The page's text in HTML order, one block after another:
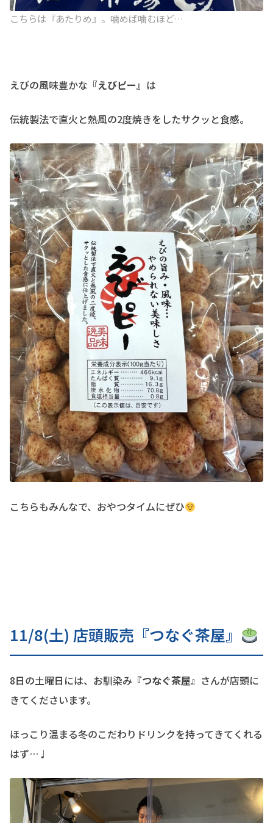
こちらは『あたりめ』。噛めば噛むほど…
えびの風味豊かな 『えびピー』 は
伝統製法で直火と熱風の2度焼きをしたサクッと食感。
こちらもみんなで、おやつタイムにぜひ
11/8(土) 店頭販売『つなぐ茶屋』
8日の土曜日には、お馴染み 『つなぐ茶屋』 さんが店頭に
きてくださいます。
ほっこり温まる冬のこだわりドリンクを持ってきてくれる
はず…♩